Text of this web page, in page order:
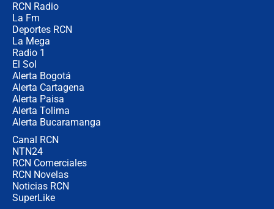
RCN Radio
La Fm
Deportes RCN
La Mega
Radio 1
El Sol
Alerta Bogotá
Alerta Cartagena
Alerta Paisa
Alerta Tolima
Alerta Bucaramanga
Canal RCN
NTN24
RCN Comerciales
RCN Novelas
Noticias RCN
SuperLike